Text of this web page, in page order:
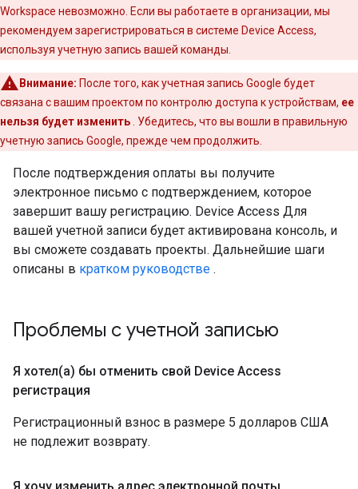
Workspace невозможно. Если вы работаете в организации, мы
рекомендуем зарегистрироваться в системе Device Access,
используя учетную запись вашей команды.
Внимание: После того, как учетная запись Google будет
связана с вашим проектом по контролю доступа к устройствам, ее
нельзя будет изменить . Убедитесь, что вы вошли в правильную
учетную запись Google, прежде чем продолжить.
После подтверждения оплаты вы получите
электронное письмо с подтверждением, которое
завершит вашу регистрацию. Device Access Для
вашей учетной записи будет активирована консоль, и
вы сможете создавать проекты. Дальнейшие шаги
описаны в кратком руководстве .
Проблемы с учетной записью
Я хотел(а) бы отменить свой Device Access
регистрация
Регистрационный взнос в размере 5 долларов США
не подлежит возврату.